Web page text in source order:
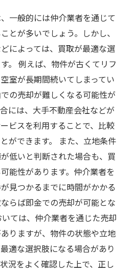
一般的には仲介業者を通じて
とが多いでしょう。しかし、
によっては、買取が最適な選
。 例えば、物件が古くてリフ
室が長期間続いてしまってい
の売却が難しくなる可能性が
には、大手不動産会社などが
ビスを利用することで、比較
ができます。 また、立地条件
低いと判断された場合も、買
能性があります。仲介業者を
見つかるまでに時間がかかる
らば即金での売却が可能とな
ては、仲介業者を通じた売却
りますが、物件の状態や立地
適な選択肢になる場合があり
況をよく確認した上で、正し